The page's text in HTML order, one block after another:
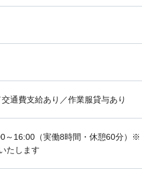
通費支給あり／作業服貸与あり
～16:00（実働8時間・休憩60分）※
たします